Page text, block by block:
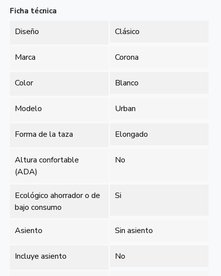
Ficha técnica
Diseño Clásico
Marca Corona
Color Blanco
Modelo Urban
Forma de la taza Elongado
Altura confortable
(ADA)
No
Ecológico ahorrador o de
bajo consumo
Si
Asiento Sin asiento
Incluye asiento No